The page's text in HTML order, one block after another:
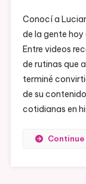
Conocí a
de la gente hoy
Entre videos
de rutinas que
terminé
de su
cotidianas en
Continue